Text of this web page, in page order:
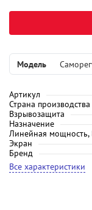
Модель
Артикул
Страна производства
Взрывозащита
Назначение
Линейная мощность,
Экран
Бренд
Все характеристики